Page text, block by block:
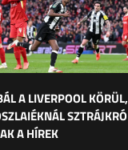
A LIVERPOOL KÖRÜL,
A HÍREK